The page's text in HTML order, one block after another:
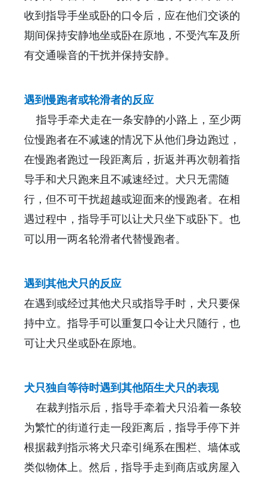
收到指导手坐或卧的口令后，应在他们交谈的
期间保持安静地坐或卧在原地，不受汽车及所
有交通噪音的干扰并保持安静。
遇到慢跑者或轮滑者的反应
指导手牵犬走在一条安静的小路上，至少两
位慢跑者在不减速的情况下从他们身边跑过，
在慢跑者跑过一段距离后，折返并再次朝着指
导手和犬只跑来且不减速经过。犬只无需随
行，但不可干扰超越或迎面来的慢跑者。在相
遇过程中，指导手可以让犬只坐下或卧下。也
可以用一两名轮滑者代替慢跑者。
遇到其他犬只的反应
在遇到或经过其他犬只或指导手时，犬只要保
持中立。指导手可以重复口令让犬只随行，也
可让犬只坐或卧在原地。
犬只独自等待时遇到其他陌生犬只的表现
在裁判指示后，指导手牵着犬只沿着一条较
为繁忙的街道行走一段距离后，指导手停下并
根据裁判指示将犬只牵引绳系在围栏、墙体或
类似物体上。然后，指导手走到商店或房屋入